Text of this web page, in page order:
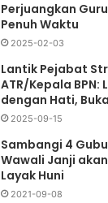
Perjuangkan
Penuh Waktu
2025-02-03
Lantik Pejabat
ATR/Kepala
dengan Hati,
2025-09-15
Sambangi 4
Wawali Janji akan
Layak Huni
2021-09-08